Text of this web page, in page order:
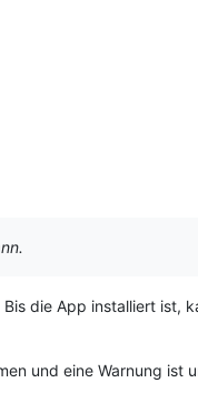
die App installiert ist,
und eine Warnung ist